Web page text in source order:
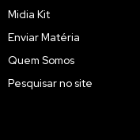
Midia Kit
Enviar Matéria
Quem Somos
Pesquisar no site